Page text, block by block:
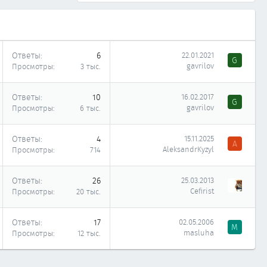
Ответы 6
Просмотры 3 тыс.
22.01.2021
gavrilov
G
Ответы 10
Просмотры 6 тыс.
16.02.2017
gavrilov
G
Ответы 4
Просмотры 714
15.11.2025
AleksandrKyzyl
A
Ответы 26
Просмотры 20 тыс.
25.03.2013
Cefirist
Ответы 17
Просмотры 12 тыс.
02.05.2006
masluha
M